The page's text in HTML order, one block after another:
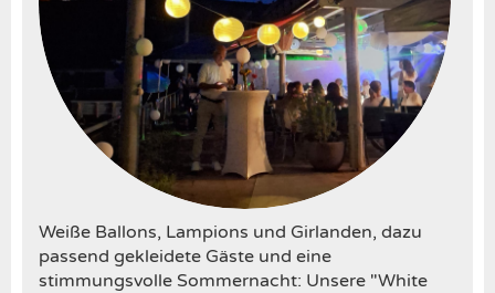
Weiße Ballons, Lampions und Girlanden, dazu
passend gekleidete Gäste und eine
stimmungsvolle Sommernacht: Unsere "White